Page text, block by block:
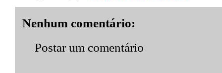
Nenhum comentário:
Postar um comentário